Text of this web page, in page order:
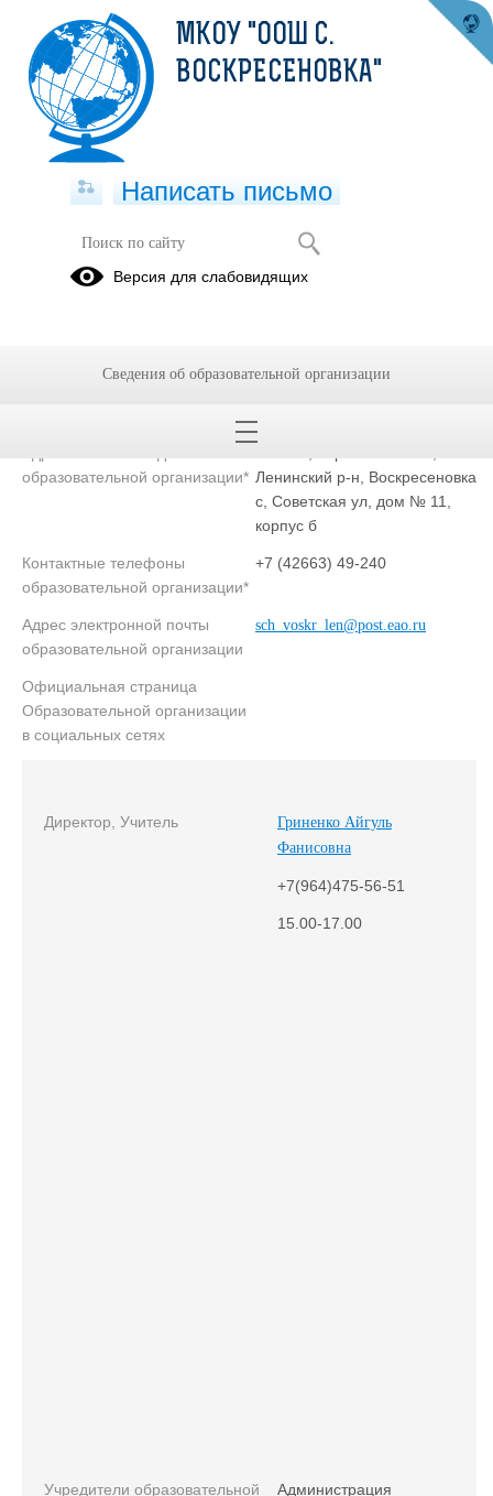
Контакты
образовательной организации* Ленинский р-н, Воскресеновка
с, Советская ул, дом № 11,
корпус б
Контактные телефоны
образовательной организации*
+7 (42663) 49-240
Адрес электронной почты
образовательной организации
sch_voskr_len@post.eao.ru
Официальная страница
Образовательной организации
в социальных сетях
Директор, Учитель
Гриненко Айгуль
Фанисовна
+7(964)475-56-51
15.00-17.00
Учредители образовательной
Администрация
МКОУ "ООШ С.
ВОСКРЕСЕНОВКА"
Написать письмо
Версия для слабовидящих
Сведения об образовательной организации